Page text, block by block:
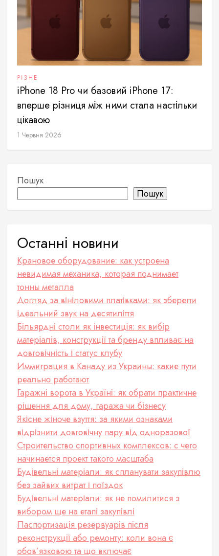
РІЗНЕ
iPhone 18 Pro чи базовий iPhone 17:
вперше різниця між ними стала настільки
цікавою
1 Червня 2026
Пошук
Пошук
Останні новини
Крановое оборудование: как устроена
невидимая механика, которая поднимает
тонны металла
Догляд за вініловими платівками: як зберегти
ідеальний звук на десятиліття
Більярдні столи як інвестиція: як вибір
матеріалів, конструкції та бренду впливає на
довговічність і статус клубу
Иммиграция в Канаду из Украины: какие пути
реально работают
Гаражні ворота в Україні: як обрати практичне
рішення для дому, гаража чи бізнесу
Якісне жіноче взуття: за якими ознаками
відрізнити довговічну пару від одноразової
Строительство спортивных комплексов: с чего
начинается проект такого масштаба
Будівельні матеріали: як спланувати закупівлю
без зайвих витрат і поїздок
Будівельні матеріали: як не помилитися з
вибором ще на етапі закупівлі
Паспортизація резервуарів після
реконструкції або ремонту: коли вона є
обов’язковою та що включає